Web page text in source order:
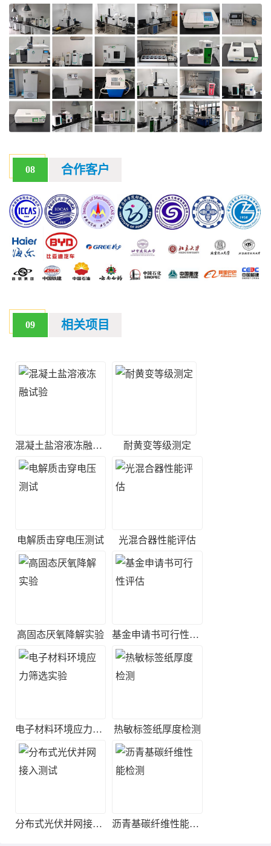
08 合作客户
09 相关项目
混凝土盐溶液冻融试验 耐黄变等级测定
电解质击穿电压测试 光混合器性能评估
高固态厌氧降解实验 基金申请书可行性评估
电子材料环境应力筛选实验 热敏标签纸厚度检测
分布式光伏并网接入测试 沥青基碳纤维性能检测